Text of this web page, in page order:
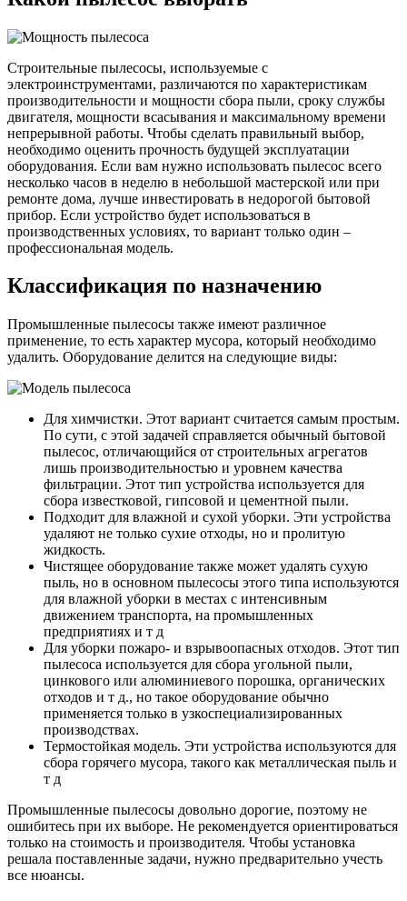
Строительные пылесосы, используемые с
электроинструментами, различаются по характеристикам
производительности и мощности сбора пыли, сроку службы
двигателя, мощности всасывания и максимальному времени
непрерывной работы. Чтобы сделать правильный выбор,
необходимо оценить прочность будущей эксплуатации
оборудования. Если вам нужно использовать пылесос всего
несколько часов в неделю в небольшой мастерской или при
ремонте дома, лучше инвестировать в недорогой бытовой
прибор. Если устройство будет использоваться в
производственных условиях, то вариант только один –
профессиональная модель.
Классификация по назначению
Промышленные пылесосы также имеют различное
применение, то есть характер мусора, который необходимо
удалить. Оборудование делится на следующие виды:
Для химчистки. Этот вариант считается самым простым.
По сути, с этой задачей справляется обычный бытовой
пылесос, отличающийся от строительных агрегатов
лишь производительностью и уровнем качества
фильтрации. Этот тип устройства используется для
сбора известковой, гипсовой и цементной пыли.
Подходит для влажной и сухой уборки. Эти устройства
удаляют не только сухие отходы, но и пролитую
жидкость.
Чистящее оборудование также может удалять сухую
пыль, но в основном пылесосы этого типа используются
для влажной уборки в местах с интенсивным
движением транспорта, на промышленных
предприятиях и т д
Для уборки пожаро- и взрывоопасных отходов. Этот тип
пылесоса используется для сбора угольной пыли,
цинкового или алюминиевого порошка, органических
отходов и т д., но такое оборудование обычно
применяется только в узкоспециализированных
производствах.
Термостойкая модель. Эти устройства используются для
сбора горячего мусора, такого как металлическая пыль и
т д
Промышленные пылесосы довольно дорогие, поэтому не
ошибитесь при их выборе. Не рекомендуется ориентироваться
только на стоимость и производителя. Чтобы установка
решала поставленные задачи, нужно предварительно учесть
все нюансы.